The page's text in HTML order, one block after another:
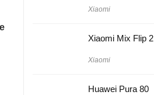
Xiaomi
Xiaomi Mix Flip 2
Xiaomi
Huawei Pura 80